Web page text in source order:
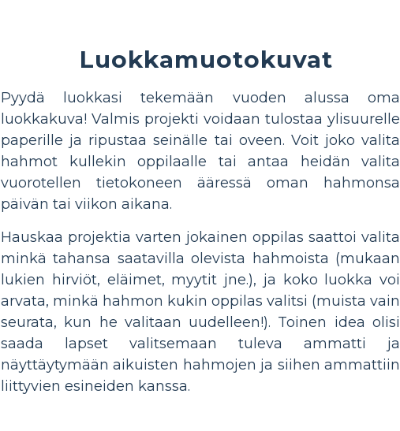
Luokkamuotokuvat
Pyydä luokkasi tekemään vuoden alussa oma
luokkakuva! Valmis projekti voidaan tulostaa ylisuurelle
paperille ja ripustaa seinälle tai oveen. Voit joko valita
hahmot kullekin oppilaalle tai antaa heidän valita
vuorotellen tietokoneen ääressä oman hahmonsa
päivän tai viikon aikana.
Hauskaa projektia varten jokainen oppilas saattoi valita
minkä tahansa saatavilla olevista hahmoista (mukaan
lukien hirviöt, eläimet, myytit jne.), ja koko luokka voi
arvata, minkä hahmon kukin oppilas valitsi (muista vain
seurata, kun he valitaan uudelleen!). Toinen idea olisi
saada lapset valitsemaan tuleva ammatti ja
näyttäytymään aikuisten hahmojen ja siihen ammattiin
liittyvien esineiden kanssa.